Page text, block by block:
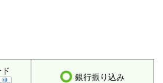
銀行振り込み